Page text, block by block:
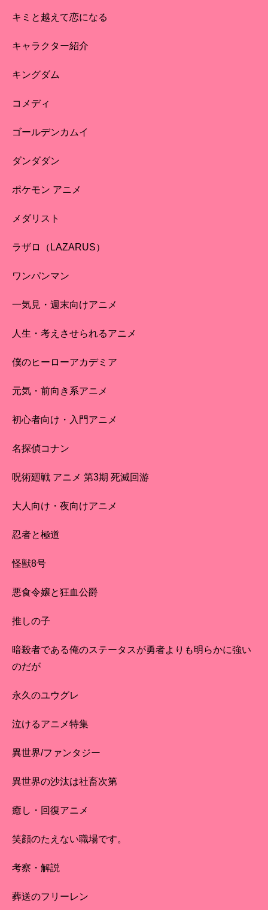
キミと越えて恋になる
キャラクター紹介
キングダム
コメディ
ゴールデンカムイ
ダンダダン
ポケモン アニメ
メダリスト
ラザロ（LAZARUS）
ワンパンマン
一気見・週末向けアニメ
人生・考えさせられるアニメ
僕のヒーローアカデミア
元気・前向き系アニメ
初心者向け・入門アニメ
名探偵コナン
呪術廻戦 アニメ 第3期 死滅回游
大人向け・夜向けアニメ
忍者と極道
怪獣8号
悪食令嬢と狂血公爵
推しの子
暗殺者である俺のステータスが勇者よりも明らかに強い
のだが
永久のユウグレ
泣けるアニメ特集
異世界/ファンタジー
異世界の沙汰は社畜次第
癒し・回復アニメ
笑顔のたえない職場です。
考察・解説
葬送のフリーレン